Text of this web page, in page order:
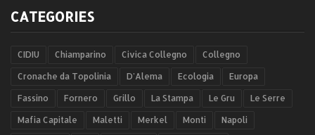
CATEGORIES
CIDIU Chiamparino Civica Collegno Collegno
Cronache da Topolinia D'Alema Ecologia Europa
Fassino Fornero Grillo La Stampa Le Gru Le Serre
Mafia Capitale Maletti Merkel Monti Napoli